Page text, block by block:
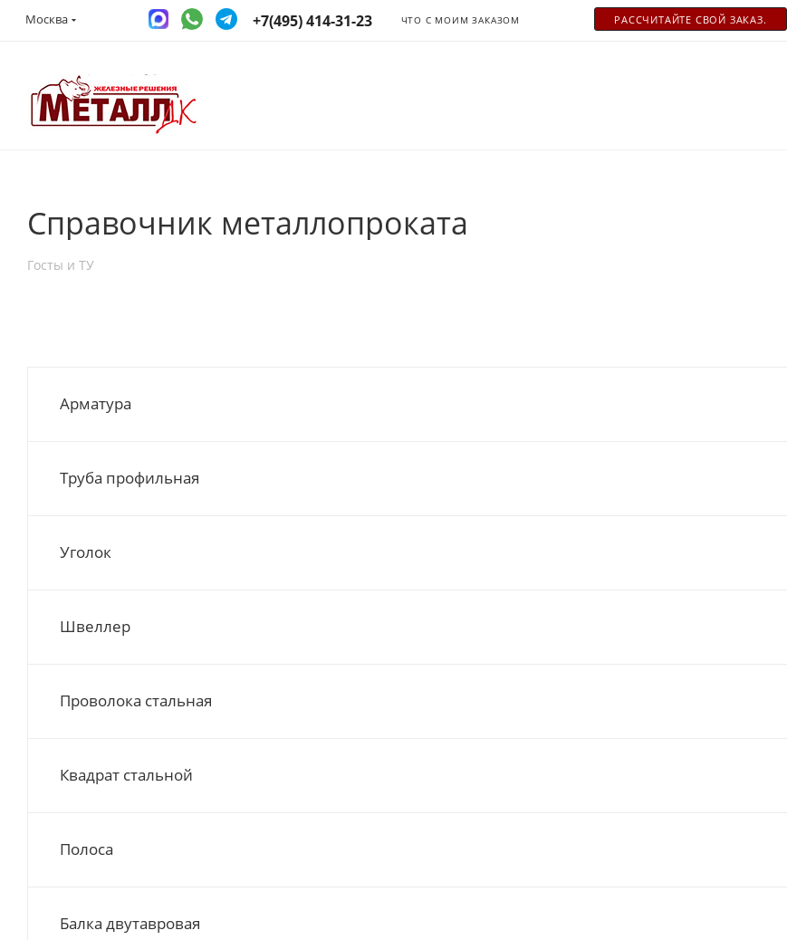
Москва +7(495) 414-31-23 ЧТО С МОИМ ЗАКАЗОМ РАСCЧИТАЙТЕ СВОЙ ЗАКАЗ.
Справочник металлопроката
Госты и ТУ
Арматура
Труба профильная
Уголок
Швеллер
Проволока стальная
Квадрат стальной
Полоса
Балка двутавровая